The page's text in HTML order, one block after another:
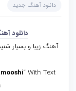
دانلود آهنگ جدید
دانلود
آهنگ زیبا و بسیار
” With Text